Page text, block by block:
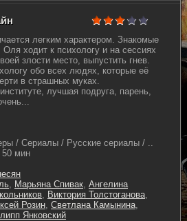
легким характером. Знакомые
ходит к психологу и на сессиях
злости место, выпустить гнев.
обо всех людях, которые её
в страшных муках.
лучшая подруга, парень,
/ Сериалы / Русские сериалы / ..
50 мин
, Марьяна Спивак, Ангелина
, Виктория Толстоганова,
Розин, Светлана Камынина,
Янковский